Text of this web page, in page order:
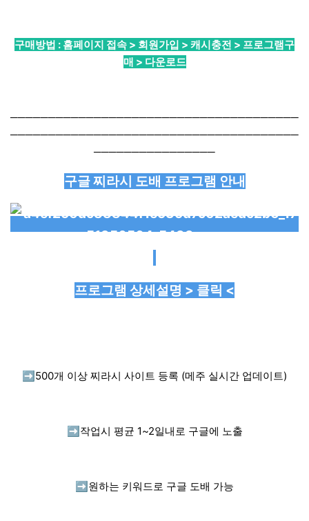
구매방법 : 홈페이지 접속 > 회원가입 > 캐시충전 > 프로그램구
매 > 다운로드
──────────────────────────────────────
──────────────────────────────────────
────────────────
구글 찌라시 도배 프로그램 안내
프로그램 상세설명 > 클릭 <
➡️ 500개 이상 찌라시 사이트 등록 (메주 실시간 업데이트)
➡️ 작업시 평균 1~2일내로 구글에 노출
➡️ 원하는 키워드로 구글 도배 가능